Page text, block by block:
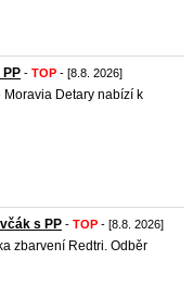
- TOP - [8.8. 2026]
Detary nabízí k
s PP - TOP - [8.8. 2026]
zbarvení Redtri. Odběr